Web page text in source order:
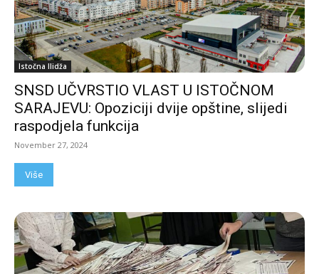
Istočna Ilidža
SNSD UČVRSTIO VLAST U ISTOČNOM
SARAJEVU: Opoziciji dvije opštine, slijedi
raspodjela funkcija
November 27, 2024
Više